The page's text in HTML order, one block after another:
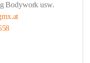
Bodywork usw.